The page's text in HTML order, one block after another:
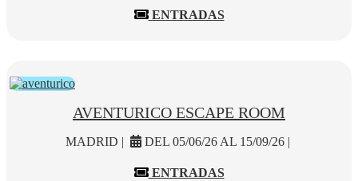
ENTRADAS
AVENTURICO ESCAPE ROOM
MADRID | DEL 05/06/26 AL 15/09/26 |
ENTRADAS